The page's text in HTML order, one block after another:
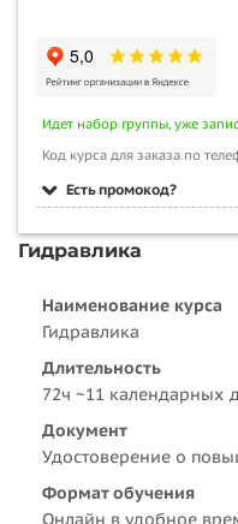
Идет набор группы, уже
Код курса для заказа по
Есть промокод?
Гидравлика
Наименование курса
Гидравлика
Длительность
72ч ~11 календарных
Документ
Удостоверение о
Формат обучения
Онлайн в удобное